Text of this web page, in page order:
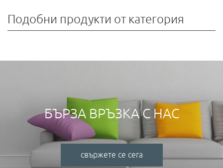
Подобни продукти от категория
БЪРЗА ВРЪЗКА С НАС
свържете се сега